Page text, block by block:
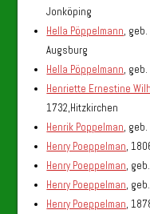
Jonköping
Hella Pöppelmann,
Augsburg
Hella Pöppelmann,
Henriette Ernestine
1732,Hitzkirchen
Henrik Poppelman,
Henry Poeppelman,
Henry Poeppelman,
Henry Poeppelman,
Henry Poeppelman,